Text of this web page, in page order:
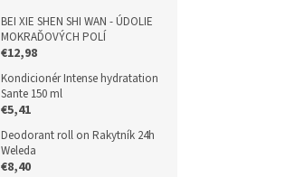
BEI XIE SHEN SHI WAN - ÚDOLIE
MOKRAĎOVÝCH POLÍ
€12,98
Kondicionér Intense hydratation
Sante 150 ml
€5,41
Deodorant roll on Rakytník 24h
Weleda
€8,40